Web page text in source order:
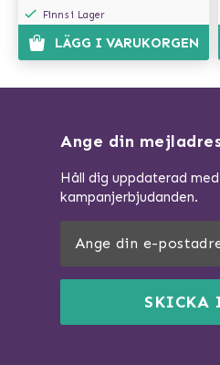
Finns i Lager
LÄGG I VARUKORGEN
Ange din
Håll dig uppdaterad
kampanjerbjudanden.
SKICKA